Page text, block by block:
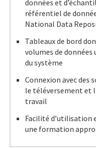
données et
référentiel de
National Data
Tableaux de bord
volumes de
du système
Connexion avec des
le téléversement et
travail
Facilité d’utilisation
une formation